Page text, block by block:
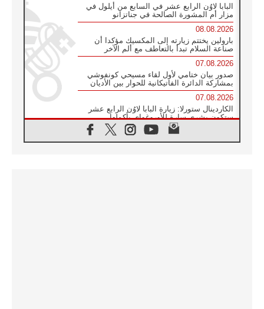
البابا لاوُن الرابع عشر في السابع من أيلول في
مزار أم المشورة الصالحة في جناتزانو
08.08.2026
بارولين يختتم زيارته إلى المكسيك مؤكدا أن
صناعة السلام تبدأ بالتعاطف مع ألم الآخر
07.08.2026
صدور بيان ختامي لأول لقاء مسيحي كونفوشي
بمشاركة الدائرة الفاتيكانية للحوار بين الأديان
07.08.2026
الكاردينال ستورلا: زيارة البابا لاوُن الرابع عشر
ستكون بشرى سارة للأوروغواي بأكملها
الفاتيكان يعلن برنامج الزيارة الرسولية للبابا لاوُن